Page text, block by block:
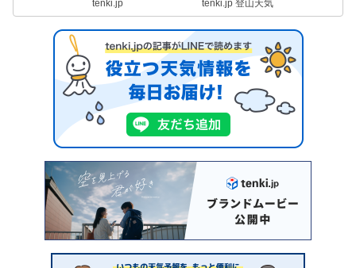
tenki.jp tenki.jp 登山天気